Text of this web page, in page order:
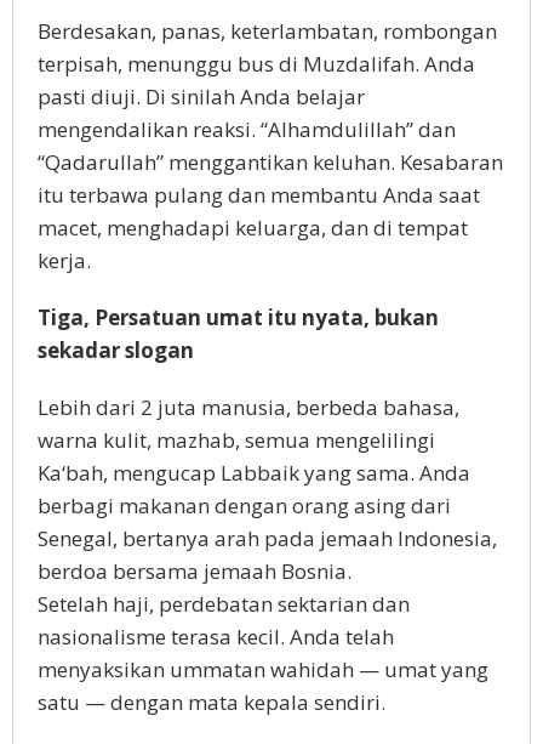
Berdesakan, panas, keterlambatan, rombongan
terpisah, menunggu bus di Muzdalifah. Anda
pasti diuji. Di sinilah Anda belajar
mengendalikan reaksi. “Alhamdulillah” dan
“Qadarullah” menggantikan keluhan. Kesabaran
itu terbawa pulang dan membantu Anda saat
macet, menghadapi keluarga, dan di tempat
kerja.
Tiga, Persatuan umat itu nyata, bukan
sekadar slogan
Lebih dari 2 juta manusia, berbeda bahasa,
warna kulit, mazhab, semua mengelilingi
Ka‘bah, mengucap Labbaik yang sama. Anda
berbagi makanan dengan orang asing dari
Senegal, bertanya arah pada jemaah Indonesia,
berdoa bersama jemaah Bosnia.
Setelah haji, perdebatan sektarian dan
nasionalisme terasa kecil. Anda telah
menyaksikan ummatan wahidah — umat yang
satu — dengan mata kepala sendiri.